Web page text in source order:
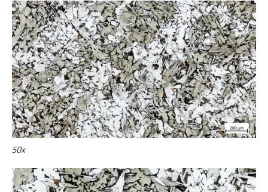
50x